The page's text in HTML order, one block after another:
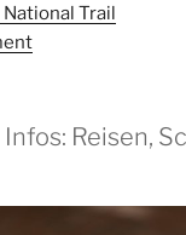
Trail
Reisen,